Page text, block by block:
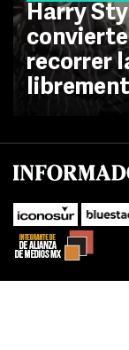
Harry
convierte
recorrer